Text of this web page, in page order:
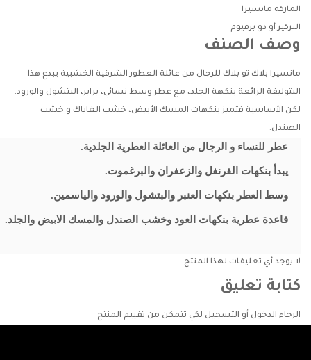
الماركة مانسيرا
التركيز أو دو برفيوم
وصف الصنف
مانسيرا بلاك تو بلاك للرجال من عائلة العطور الشرقية الخشبية يبدع هذا
البتوليفة الرائعة بنكهة الجلد، مع عطر وسط نسائي، برابر، البتشول والورود.
لكن الأساسية فتميز بنكهات المسك الأبيض، خشب الغاياك و خشب
الصندل.
عطر للنساء و الرجال من العائلة العطرية الجلدية.
يبدأ بنكهات القرنفل والزعفران والبرغموت.
وسط العطر بنكهات العنبر والبتشول والورود والياسمين.
قاعدة عطرية بنكهات العود وخشب الصندل والمسك الابيض والجلد.
لا يوجد أي تعليقات لهذا المنتج.
كتابة تعليق
الرجاء الدخول أو التسجيل لكي تتمكن من تقييم المنتج